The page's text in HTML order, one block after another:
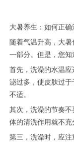
大暑养生：如何正确
随着气温升高，大
一部分。但是，您知
首先，洗澡的水温
泌过多，使皮肤过
不适。
其次，洗澡的节奏
体的清洗作用就不充
第三，洗澡时，应